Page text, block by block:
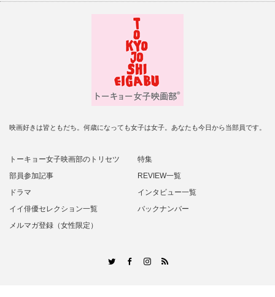
映画好きは皆ともだち。何歳になっても女子は女子。あなたも今日から当部員です。
トーキョー女子映画部のトリセツ
特集
部員参加記事
REVIEW一覧
ドラマ
インタビュー一覧
イイ俳優セレクション一覧
バックナンバー
メルマガ登録（女性限定）
TwitterFacebookInstagram
RSS